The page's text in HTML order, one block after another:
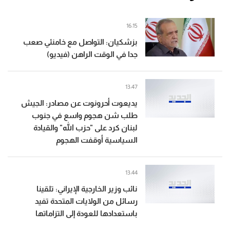
بزشكيان: التواصل مع خامنئي صعب
جدا في الوقت الراهن (فيديو)
16:15
يديعوت أحرونوت عن مصادر: الجيش
طلب شن هجوم واسع في جنوب
لبنان كرد على "حزب الله" والقيادة
السياسية أوقفت الهجوم
13:47
نائب وزير الخارجية الإيراني: تلقينا
رسائل من الولايات المتحدة تفيد
باستعدادها للعودة إلى التزاماتها
13:44